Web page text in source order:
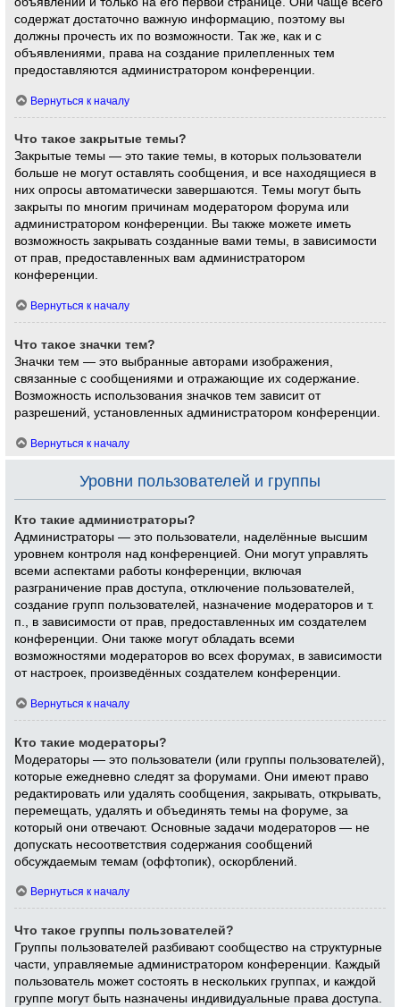
содержат достаточно важную информацию, поэтому вы
должны прочесть их по возможности. Так же, как и с
объявлениями, права на создание прилепленных тем
предоставляются администратором конференции.
Вернуться к началу
Что такое закрытые темы?
Закрытые темы — это такие темы, в которых пользователи
больше не могут оставлять сообщения, и все находящиеся в
них опросы автоматически завершаются. Темы могут быть
закрыты по многим причинам модератором форума или
администратором конференции. Вы также можете иметь
возможность закрывать созданные вами темы, в зависимости
от прав, предоставленных вам администратором
конференции.
Вернуться к началу
Что такое значки тем?
Значки тем — это выбранные авторами изображения,
связанные с сообщениями и отражающие их содержание.
Возможность использования значков тем зависит от
разрешений, установленных администратором конференции.
Вернуться к началу
Уровни пользователей и группы
Кто такие администраторы?
Администраторы — это пользователи, наделённые высшим
уровнем контроля над конференцией. Они могут управлять
всеми аспектами работы конференции, включая
разграничение прав доступа, отключение пользователей,
создание групп пользователей, назначение модераторов и т.
п., в зависимости от прав, предоставленных им создателем
конференции. Они также могут обладать всеми
возможностями модераторов во всех форумах, в зависимости
от настроек, произведённых создателем конференции.
Вернуться к началу
Кто такие модераторы?
Модераторы — это пользователи (или группы пользователей),
которые ежедневно следят за форумами. Они имеют право
редактировать или удалять сообщения, закрывать, открывать,
перемещать, удалять и объединять темы на форуме, за
который они отвечают. Основные задачи модераторов — не
допускать несоответствия содержания сообщений
обсуждаемым темам (оффтопик), оскорблений.
Вернуться к началу
Что такое группы пользователей?
Группы пользователей разбивают сообщество на структурные
части, управляемые администратором конференции. Каждый
пользователь может состоять в нескольких группах, и каждой
группе могут быть назначены индивидуальные права доступа.